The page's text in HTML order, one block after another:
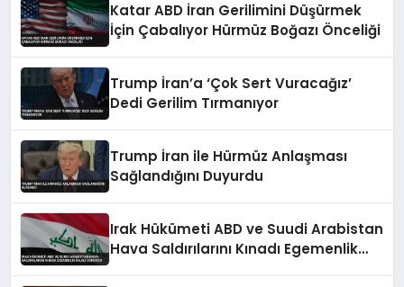
Katar ABD İran Gerilimini Düşürmek
İçin Çabalıyor Hürmüz Boğazı Önceliği
Trump İran’a ‘Çok Sert Vuracağız’
Dedi Gerilim Tırmanıyor
Trump İran ile Hürmüz Anlaşması
Sağlandığını Duyurdu
Irak Hükümeti ABD ve Suudi Arabistan
Hava Saldırılarını Kınadı Egemenlik